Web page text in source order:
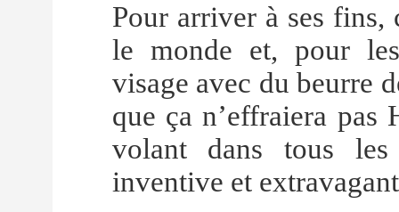
Pour arriver à ses fins,
le monde et, pour
visage avec du beurre
que ça n’effraiera
volant dans tous
inventive et